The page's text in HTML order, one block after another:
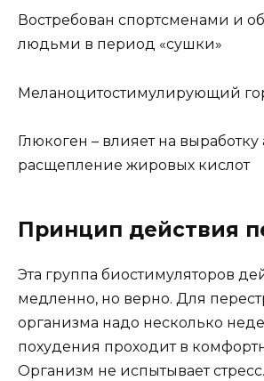
Востребован спортсменами и
людьми в период «сушки»
Меланоцитостимулирующий
Глюкоген – влияет на
расщепление жировых кислот
Принцип действия
Эта группа биостимуляторов
медленно, но верно. Для
организма надо несколько
похудения проходит в
Организм не испытывает